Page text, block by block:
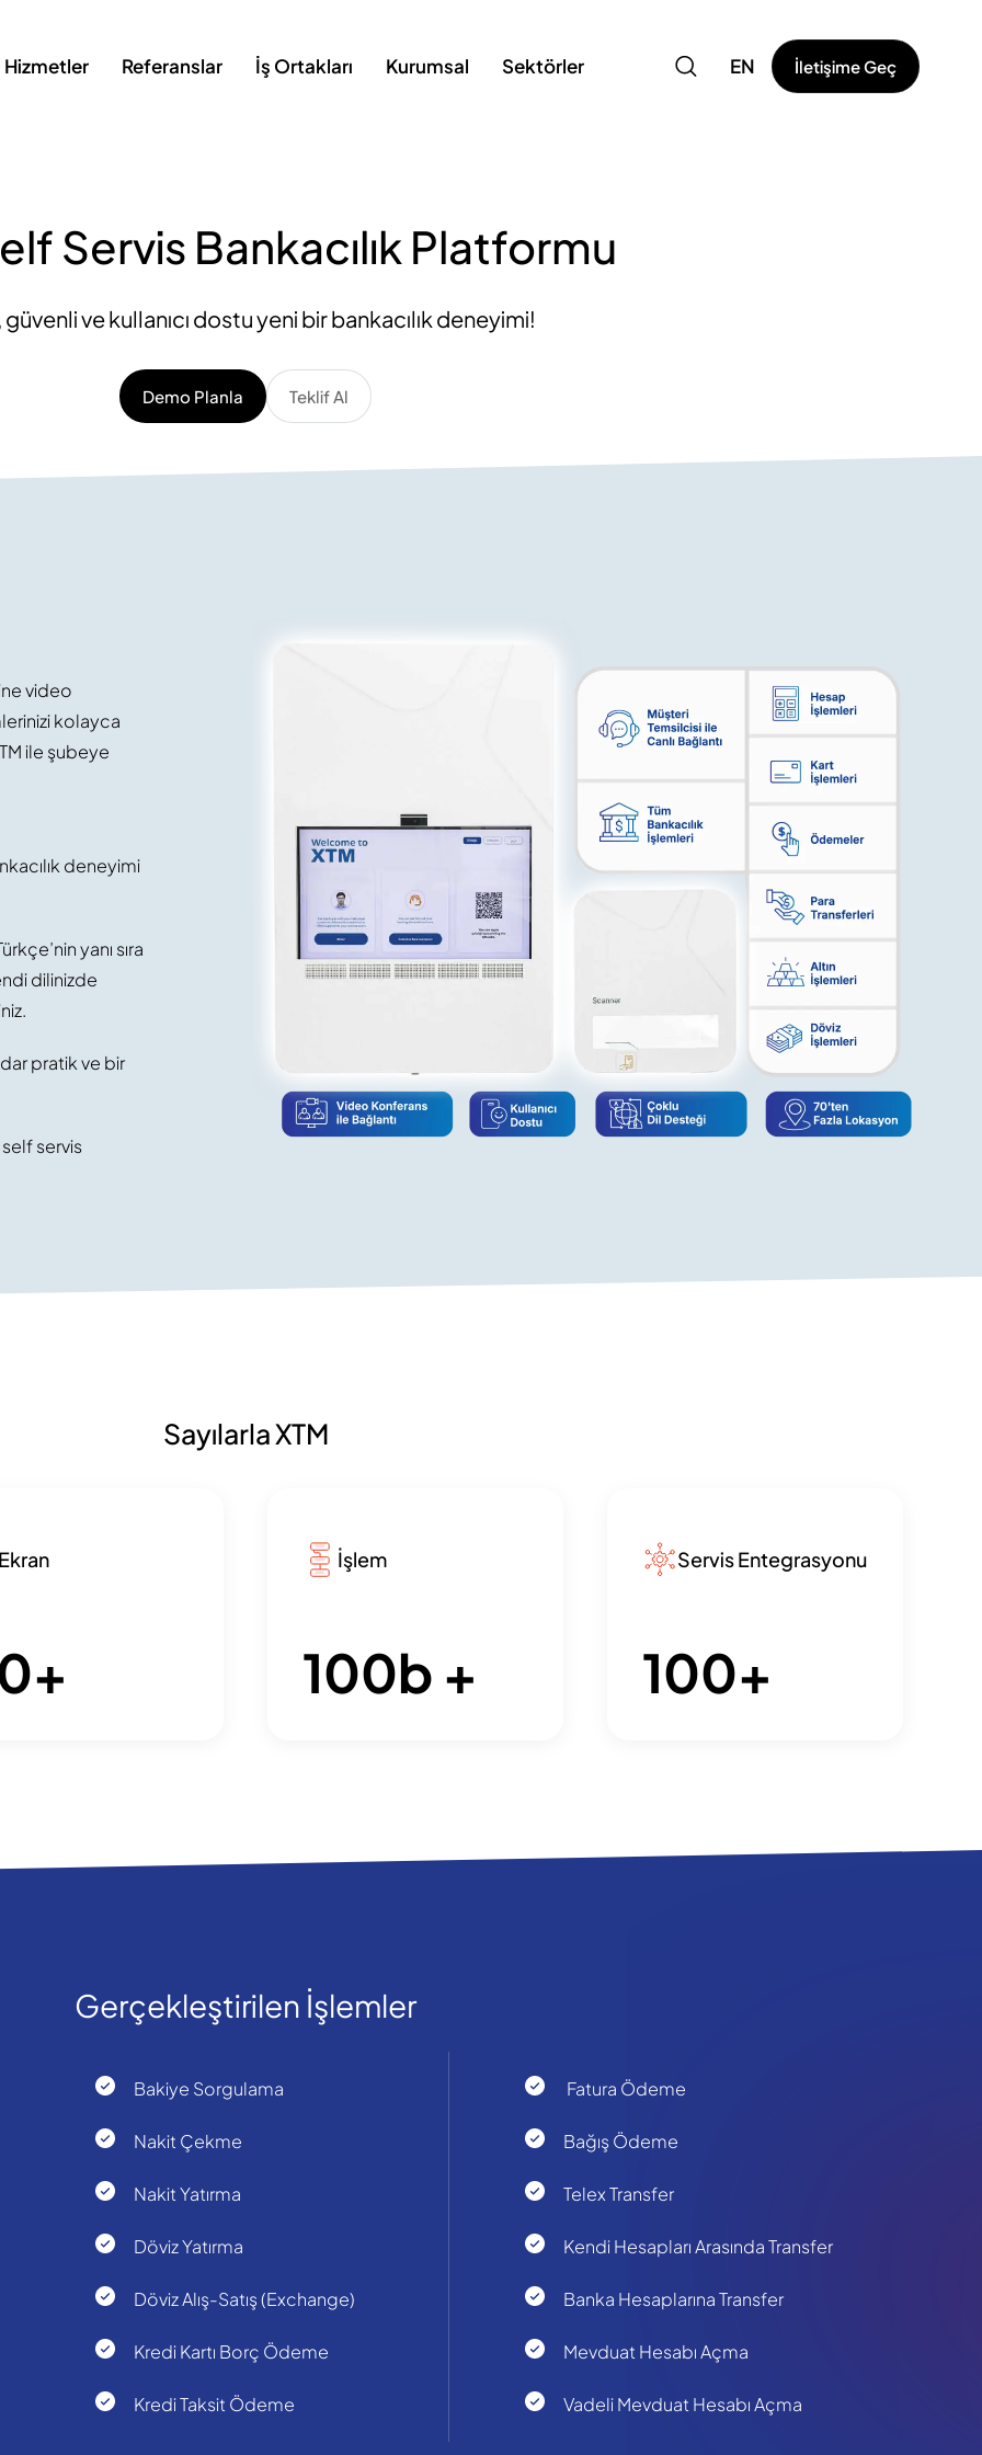
Hizmetler Referanslar İş Ortakları Kurumsal Sektörler EN İletişime Geç
Servis Bankacılık Platformu
güvenli ve kullanıcı dostu yeni bir bankacılık deneyimi!
Demo Planla Teklif Al
video
kolayca
ile şubeye
deneyimi
yanı sıra
dilinizde
pratik ve bir
servis
Sayılarla XTM
+
İşlem
100b +
Servis Entegrasyonu
100+
Gerçekleştirilen İşlemler
Bakiye Sorgulama
Nakit Çekme
Nakit Yatırma
Döviz Yatırma
Döviz Alış-Satış (Exchange)
Kredi Kartı Borç Ödeme
Kredi Taksit Ödeme
Fatura Ödeme
Bağış Ödeme
Telex Transfer
Kendi Hesapları Arasında Transfer
Banka Hesaplarına Transfer
Mevduat Hesabı Açma
Vadeli Mevduat Hesabı Açma